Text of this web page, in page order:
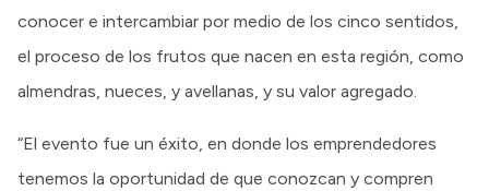
conocer e intercambiar por medio de los cinco sentidos,
el proceso de los frutos que nacen en esta región, como
almendras, nueces, y avellanas, y su valor agregado.
“El evento fue un éxito, en donde los emprendedores
tenemos la oportunidad de que conozcan y compren